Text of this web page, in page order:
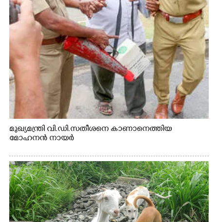
മുഖ്യമന്ത്രി വി.ഡി.സതീശനെ കാണാനെത്തിയ
മോഹനൻ നായർ